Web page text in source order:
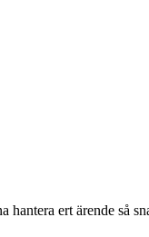
ert ärende så